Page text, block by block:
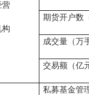
营
构
期货开户数
成交量（万
交易额（亿
私募基金管